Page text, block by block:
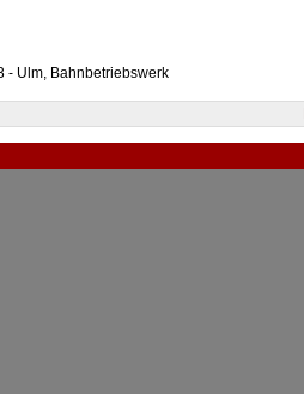
- Ulm, Bahnbetriebswerk